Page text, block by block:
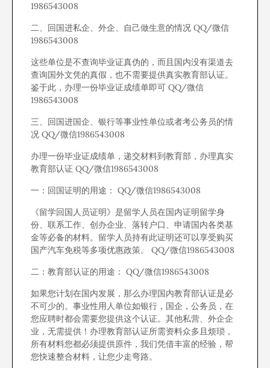
1986543008
二、回国进私企、外企、自己做生意的情况 QQ/微信
1986543008
这些单位是不查询毕业证真伪的，而且国内没有渠道去
查询国外文凭的真假，也不需要提供真实教育部认证。
鉴于此，办理一份毕业证成绩单即可 QQ/微信
1986543008
三、回国进国企、银行等事业性单位或者考公务员的情
况 QQ/微信1986543008
办理一份毕业证成绩单，递交材料到教育部，办理真实
教育部认证 QQ/微信1986543008
一：回国证明的用途： QQ/微信1986543008
《留学回国人员证明》是留学人员在国内证明留学身
份、联系工作、创办企业、落转户口、申请国内各类基
金等必备的材料。留学人员持有此证明还可以享受购买
国产汽车免税等多项优惠政策。 QQ/微信1986543008
二：教育部认证的用途： QQ/微信1986543008
如果您计划在国内发展，那么办理国内教育部认证是必
不可少的。事业性用人单位如银行，国企，公务员，在
您应聘时都会需要您提供这个认证。其他私营、外企企
业，无需提供！办理教育部认证所需资料众多且烦琐，
所有材料您都必须提供原件，我们凭借丰富的经验，帮
您快速整合材料，让您少走弯路。